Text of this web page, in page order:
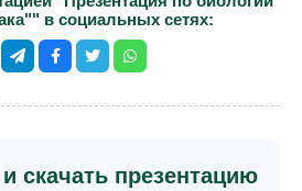
в социальных сетях:
скачать презентацию